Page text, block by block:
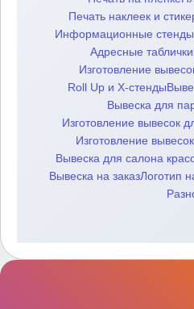
Печать наклеек и
Информационные стенды
Адресные таблички
Изготовление
Roll Up и Х-стенды
Вывеска для
Изготовление вывесок
Изготовление
Вывеска для салона
Вывеска на заказЛоготип